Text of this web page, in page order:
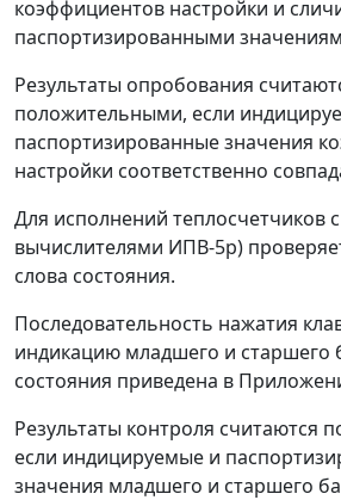
коэффициентов настройки и
паспортизированными
Результаты опробования
положительными, если
паспортизированные значения
настройки соответственно
Для исполнений теплосчетчиков
вычислителями ИПВ-5р)
слова состояния.
Последовательность нажатия
индикацию младшего и старшего
состояния приведена в
Результаты контроля считаются
если индицируемые и
значения младшего и старшего